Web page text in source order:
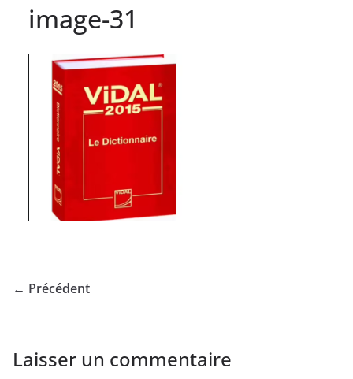
image-31
← Précédent
Laisser un commentaire